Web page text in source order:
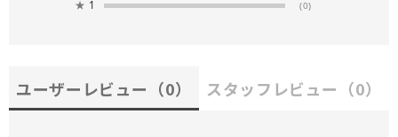
★ 1 (0)
ユーザーレビュー （0） スタッフレビュー （0）